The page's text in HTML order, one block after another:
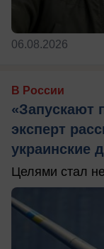
06.08.2026
В России
«Запускают
эксперт
украинские
Целями стал